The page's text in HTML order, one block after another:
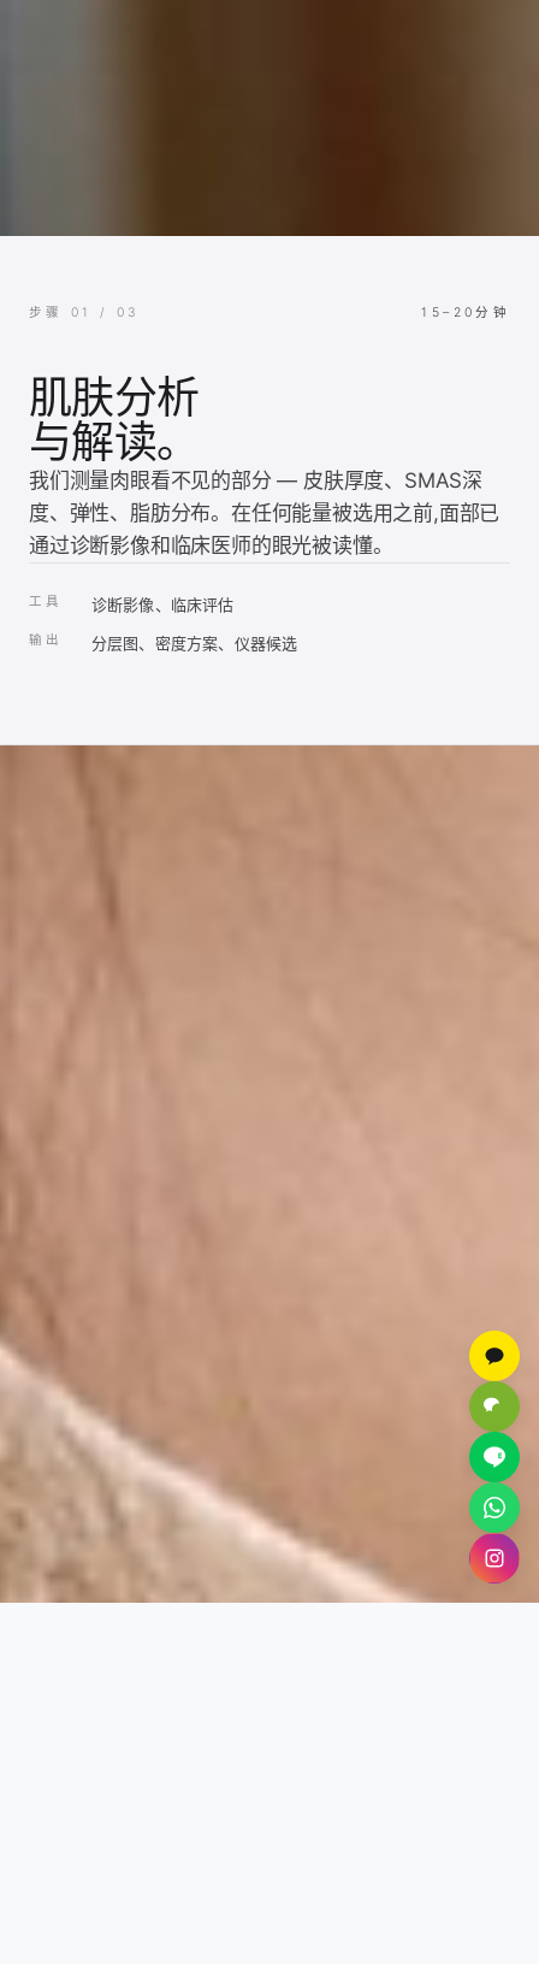
步骤 01 / 03 15–20分钟
肌肤分析
与解读。
我们测量肉眼看不见的部分 — 皮肤厚度、SMAS深
度、弹性、脂肪分布。在任何能量被选用之前,面部已
通过诊断影像和临床医师的眼光被读懂。
工具 诊断影像、临床评估
输出 分层图、密度方案、仪器候选